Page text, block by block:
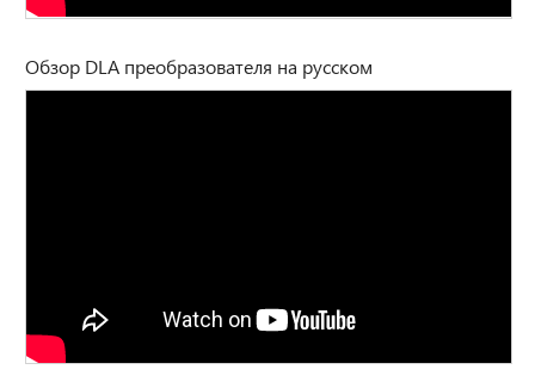
Обзор DLA преобразователя на русском